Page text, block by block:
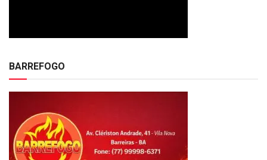
BARREFOGO